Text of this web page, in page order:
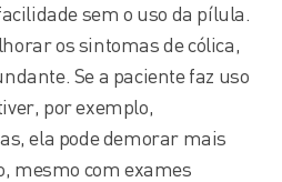
sem o uso da pílula.
os sintomas de cólica,
Se a paciente faz uso
por exemplo,
ela pode demorar mais
mesmo com exames